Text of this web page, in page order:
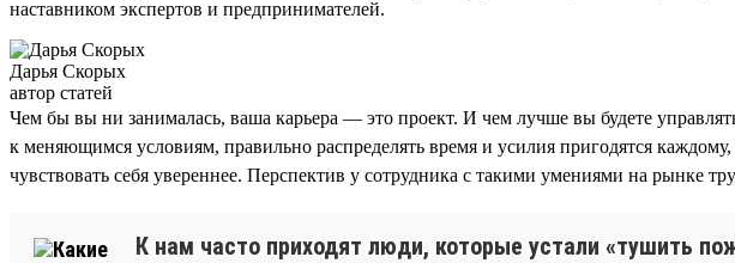
наставником экспертов и предпринимателей.
Дарья Скорых
автор статей
Чем бы вы ни занималась, ваша карьера — это проект. И чем лучше вы будете
к меняющимся условиям, правильно распределять время и усилия пригодятся
чувствовать себя увереннее. Перспектив у сотрудника с такими умениями на рынке
К нам часто приходят люди, которые устали «тушить